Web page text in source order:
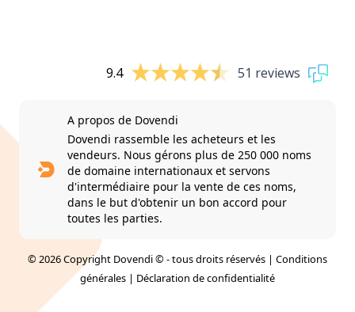
9.4 51 reviews
A propos de Dovendi
Dovendi rassemble les acheteurs et les
vendeurs. Nous gérons plus de 250 000 noms
de domaine internationaux et servons
d'intermédiaire pour la vente de ces noms,
dans le but d'obtenir un bon accord pour
toutes les parties.
© 2026 Copyright Dovendi © - tous droits réservés | Conditions
générales | Déclaration de confidentialité